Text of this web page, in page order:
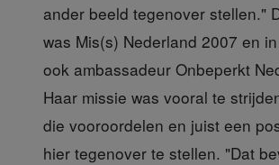
ander beeld tegenover stellen."
was Mis(s) Nederland 2007 en
ook ambassadeur Onbeperkt
Haar missie was vooral te
die vooroordelen en juist een
hier tegenover te stellen. "Dat